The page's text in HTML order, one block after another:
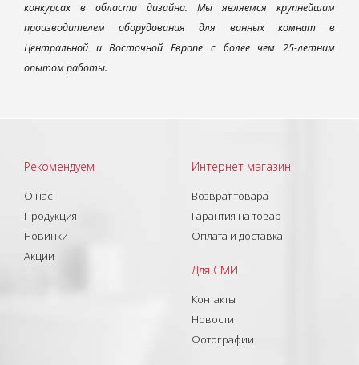
конкурсах в области дизайна. Мы являемся крупнейшим
производителем оборудования для ванных комнат в
Центральной и Восточной Европе с более чем 25-летним
опытом работы.
Рекомендуем
О нас
Продукция
Новинки
Акции
Интернет магазин
Возврат товара
Гарантия на товар
Оплата и доставка
Для СМИ
Контакты
Новости
Фотографии